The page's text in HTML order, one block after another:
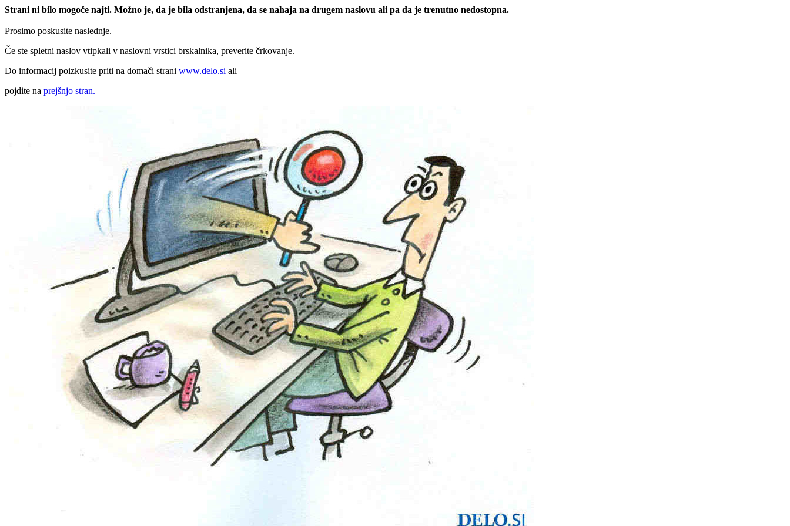
Strani ni bilo mogoče najti. Možno je, da je bila odstranjena, da se nahaja na drugem naslovu ali pa da je trenutno nedostopna.
Prosimo poskusite naslednje.
Če ste spletni naslov vtipkali v naslovni vrstici brskalnika, preverite črkovanje.
Do informacij poizkusite priti na domači strani www.delo.si ali
pojdite na prejšnjo stran.